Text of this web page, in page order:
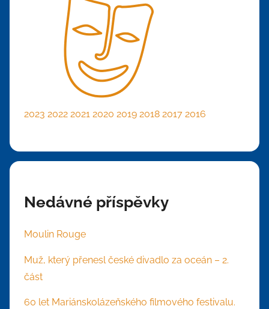
2023 2022 2021 2020 2019 2018 2017 2016
Nedávné příspěvky
Moulin Rouge
Muž, který přenesl české divadlo za oceán – 2.
část
60 let Mariánskolázeňského filmového festivalu.